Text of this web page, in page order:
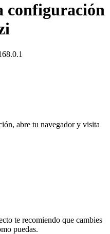
configuración
abre tu navegador y visita
te recomiendo que cambies
puedas.